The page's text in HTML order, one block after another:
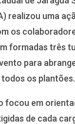
realizou uma
os
formadas três
para
todos os plantões.
focou em
de cada